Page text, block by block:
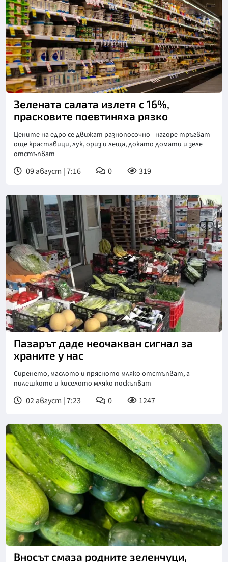
Зелената салата излетя с 16%,
прасковите поевтиняха рязко
Цените на едро се движат разнопосочно - нагоре тръгват
още краставици, лук, ориз и леща, докато домати и зеле
отстъпват
09 август | 7:16 0 319
Снимка: Нова телевизия
Пазарът даде неочакван сигнал за
храните у нас
Сиренето, маслото и прясното мляко отстъпват, а
пилешкото и киселото мляко поскъпват
02 август | 7:23 0 1247
Вносът смаза родните зеленчуци,